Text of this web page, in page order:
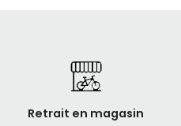
Retrait en magasin